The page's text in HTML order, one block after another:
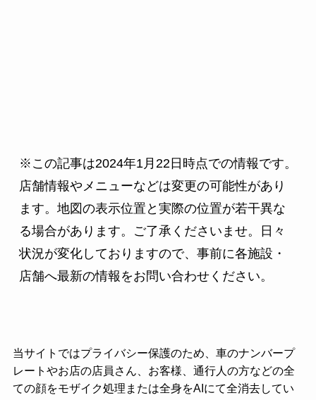
※この記事は2024年1月22日時点での情報です。
店舗情報やメニューなどは変更の可能性があり
ます。地図の表示位置と実際の位置が若干異な
る場合があります。ご了承くださいませ。日々
状況が変化しておりますので、事前に各施設・
店舗へ最新の情報をお問い合わせください。
当サイトではプライバシー保護のため、車のナンバープ
レートやお店の店員さん、お客様、通行人の方などの全
ての顔をモザイク処理または全身をAIにて全消去してい